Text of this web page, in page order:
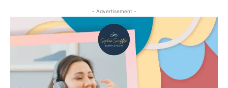
- Advertisement -